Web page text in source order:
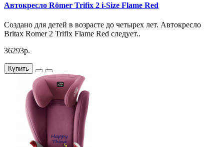
Автокресло Römer Trifix 2 i-Size Flame Red
Создано для детей в возрасте до четырех лет. Автокресло
Britax Romer 2 Trifix Flame Red следует..
36293р.
Купить